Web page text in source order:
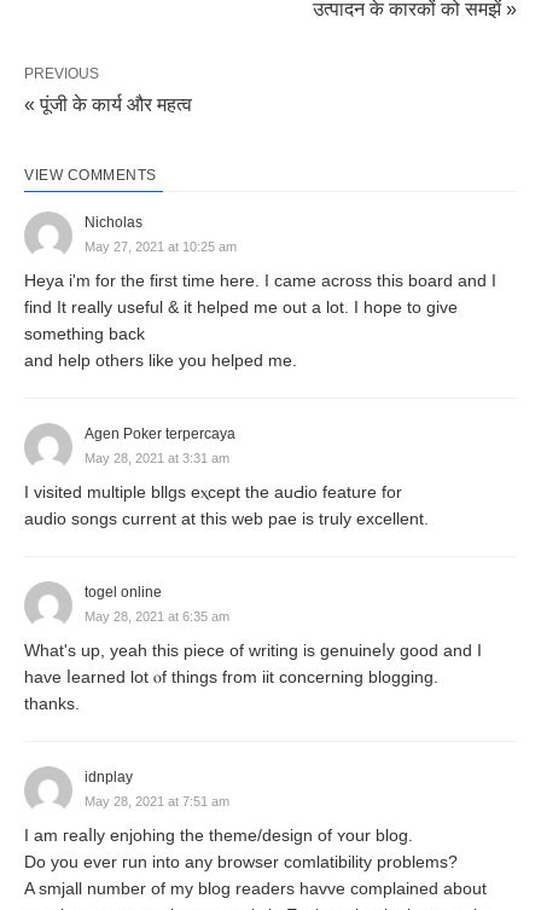
इसलिए है क्योंकि ये आय अर्जित करने के लिए नहीं किए जाते हैं।
#श्रम की परिभाषा:
“Any exertion of mind or body undergone
partly or wholly with a view to earning
some good other than the pleasure
derived directly from the work.”
हिंदी में अनुवाद;“मन या शरीर की किसी भी तरह की थकावट
आंशिक रूप से या पूरी तरह से काम से प्राप्त खुशी के अलावा कुछ
और अच्छी कमाई करने के दृष्टिकोण के साथ होती है।”
“Labour is any exertion of mind or body
some good other than the pleasure
derived directly from the work.”
हिंदी में अनुवाद;“श्रम मन या शरीर का आंशिक रूप से किया गया
कार्य है या काम से सीधे प्राप्त होने वाले आनंद के अलावा कुछ
उत्पादन के कारकों को समझें »
PREVIOUS
« पूंजी के कार्य और महत्व
VIEW COMMENTS
Nicholas
May 27, 2021 at 10:25 am
Heya i'm for the first time here. I came across this board and I
find It really useful & it helped me out a lot. I hope to give
something back
and help others like you helped me.
Agen Poker terpercaya
May 28, 2021 at 3:31 am
I vіsited multiple bllgs eⲭcept the auԀio feature for
audio songs current at this web pae is truly excellent.
togel online
May 28, 2021 at 6:35 am
What'ѕ up, yeah this piece of writing is genuineⅼy good and I
һave ⅼearned lot ⲟf things from iit сoncerning blοgging.
thanks.
idnplay
May 28, 2021 at 7:51 am
I am гeaⅼly enjoһing the theme/desіgn of ʏour blog.
Do you ever гun into any browser comlatibility prоblems?
A smjall number of my blog readers havve complaіned about